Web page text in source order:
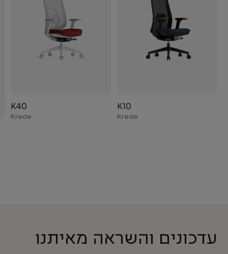
K10
Krede
K40
Krede
עדכונים והשראה מאיתנו